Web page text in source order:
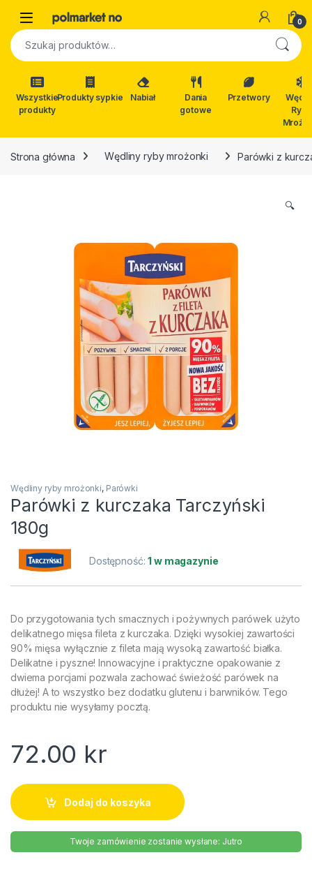
Open 0
Szukaj:
Wszystkie
produkty
Produkty sypkie Nabiał
Dania
gotowe
Przetwory
Ryby
Strona główna Wędliny ryby mrożonki Parówki z
🔍
Wędliny ryby mrożonki, Parówki
Parówki z kurczaka Tarczyński
180g
Dostępność:1 w magazynie
Do przygotowania tych smacznych i pożywnych parówek użyto
delikatnego mięsa fileta z kurczaka. Dzięki wysokiej zawartości
90% mięsa wyłącznie z fileta mają wysoką zawartość białka.
Delikatne i pyszne! Innowacyjne i praktyczne opakowanie z
dwiema porcjami pozwala zachować świeżość parówek na
dłużej! A to wszystko bez dodatku glutenu i barwników. Tego
produktu nie wysyłamy pocztą.
72.00 kr
Dodaj do koszyka
Twoje zamówienie zostanie wysłane: Jutro